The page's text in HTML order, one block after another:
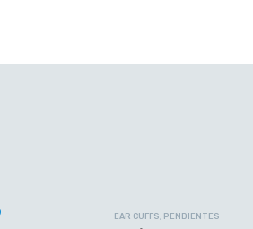
EAR CUFFS, PENDIENTES